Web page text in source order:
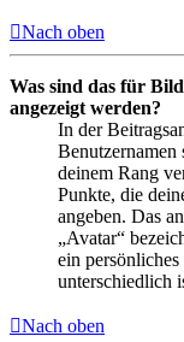
Nach oben
Was sind das für
angezeigt werden?
In der
Benutzernamen
deinem Rang
Punkte, die
angeben. Das
„Avatar“
ein
unterschiedlich
Nach oben